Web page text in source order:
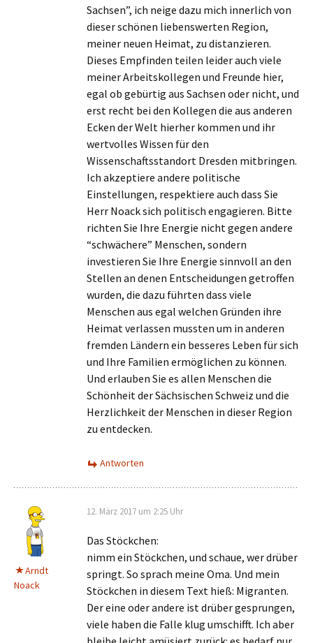
Sachsen”, ich neige dazu mich innerlich von
dieser schönen liebenswerten Region,
meiner neuen Heimat, zu distanzieren.
Dieses Empfinden teilen leider auch viele
meiner Arbeitskollegen und Freunde hier,
egal ob gebürtig aus Sachsen oder nicht, und
erst recht bei den Kollegen die aus anderen
Ecken der Welt hierher kommen und ihr
wertvolles Wissen für den
Wissenschaftsstandort Dresden mitbringen.
Ich akzeptiere andere politische
Einstellungen, respektiere auch dass Sie
Herr Noack sich politisch engagieren. Bitte
richten Sie Ihre Energie nicht gegen andere
“schwächere” Menschen, sondern
investieren Sie Ihre Energie sinnvoll an den
Stellen an denen Entscheidungen getroffen
wurden, die dazu führten dass viele
Menschen aus egal welchen Gründen ihre
Heimat verlassen mussten um in anderen
fremden Ländern ein besseres Leben für sich
und Ihre Familien ermöglichen zu können.
Und erlauben Sie es allen Menschen die
Schönheit der Sächsischen Schweiz und die
Herzlichkeit der Menschen in dieser Region
zu entdecken.
Antworten
Arndt
Noack
12. März 2017 um 2:25 Uhr
Das Stöckchen:
nimm ein Stöckchen, und schaue, wer drüber
springt. So sprach meine Oma. Und mein
Stöckchen in diesem Text hieß: Migranten.
Der eine oder andere ist drüber gesprungen,
viele haben die Falle klug umschifft. Ich aber